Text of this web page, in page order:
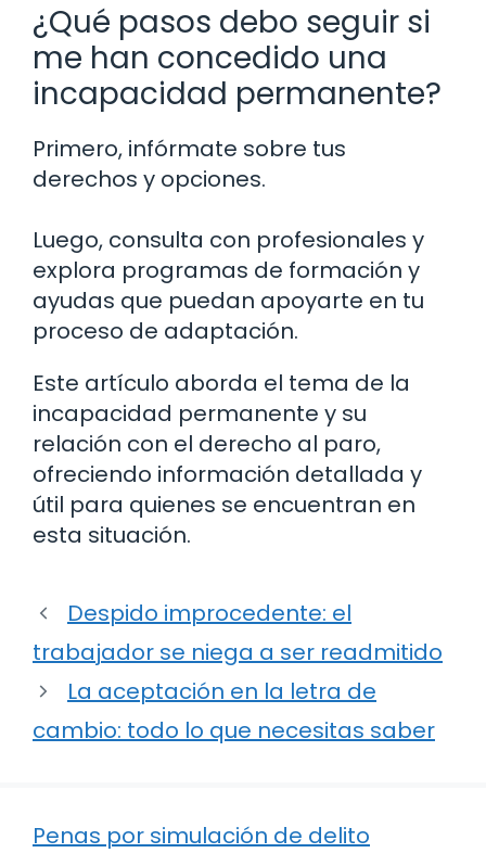
¿Qué pasos debo seguir si
me han concedido una
incapacidad permanente?
Primero, infórmate sobre tus
derechos y opciones.
Luego, consulta con profesionales y
explora programas de formación y
ayudas que puedan apoyarte en tu
proceso de adaptación.
Este artículo aborda el tema de la
incapacidad permanente y su
relación con el derecho al paro,
ofreciendo información detallada y
útil para quienes se encuentran en
esta situación.
Despido improcedente: el
trabajador se niega a ser readmitido
La aceptación en la letra de
cambio: todo lo que necesitas saber
Penas por simulación de delito